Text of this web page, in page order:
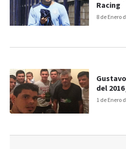
8 de Enero
Racing
1 de Enero
del